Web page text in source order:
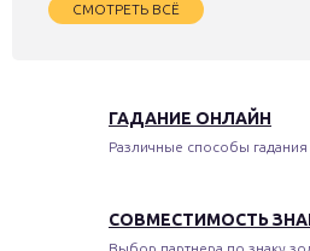
СМОТРЕТЬ ВСЁ
ГАДАНИЕ ОНЛАЙН
Различные способы
СОВМЕСТИМОСТЬ